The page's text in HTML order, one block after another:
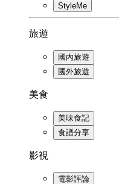
StyleMe
旅遊
國內旅遊
國外旅遊
美食
美味食記
食譜分享
影視
電影評論